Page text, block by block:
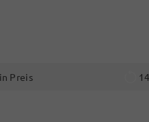
Preis